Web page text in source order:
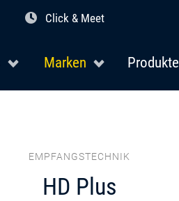
Click & Meet
Marken Produkte
EMPFANGSTECHNIK
HD Plus